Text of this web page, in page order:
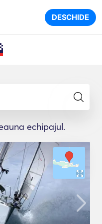
DESCHIDE
echipajul.